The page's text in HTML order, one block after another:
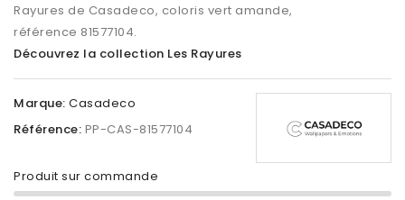
Rayures de Casadeco, coloris vert amande,
référence 81577104.
Découvrez la collection Les Rayures
Marque: Casadeco
Référence: PP-CAS-81577104
Produit sur commande